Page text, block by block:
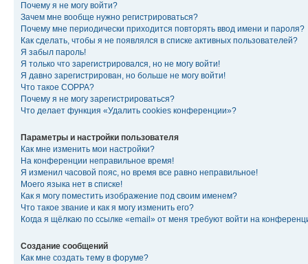
Почему я не могу войти?
Зачем мне вообще нужно регистрироваться?
Почему мне периодически приходится повторять ввод имени и пароля?
Как сделать, чтобы я не появлялся в списке активных пользователей?
Я забыл пароль!
Я только что зарегистрировался, но не могу войти!
Я давно зарегистрирован, но больше не могу войти!
Что такое COPPA?
Почему я не могу зарегистрироваться?
Что делает функция «Удалить cookies конференции»?
Параметры и настройки пользователя
Как мне изменить мои настройки?
На конференции неправильное время!
Я изменил часовой пояс, но время все равно неправильное!
Моего языка нет в списке!
Как я могу поместить изображение под своим именем?
Что такое звание и как я могу изменить его?
Когда я щёлкаю по ссылке «email» от меня требуют войти на
Создание сообщений
Как мне создать тему в форуме?